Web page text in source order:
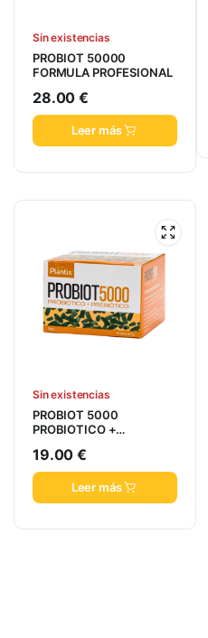
Sin existencias
PROBIOT 50000
FORMULA PROFESIONAL
28.00€
Leer más
Sin existencias
PROBIOT 5000
PROBIOTICO +
19.00€
Leer más